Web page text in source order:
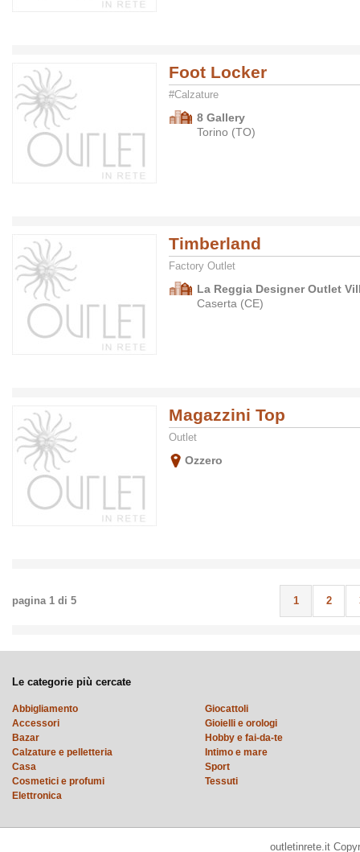
Foot Locker
#Calzature
8 Gallery
Torino (TO)
Timberland
Factory Outlet
La Reggia Designer Outlet
Caserta (CE)
Magazzini Top
Outlet
Ozzero
pagina 1 di 5 1 2
Le categorie più cercate
Abbigliamento
Accessori
Bazar
Calzature e pelletteria
Casa
Cosmetici e profumi
Elettronica
Giocattoli
Gioielli e orologi
Hobby e fai-da-te
Intimo e mare
Sport
Tessuti
outletinrete.it